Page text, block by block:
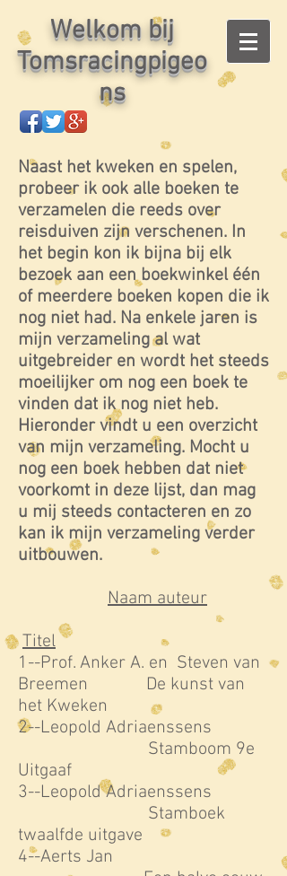
Welkom bij
Tomsracingpigeo
ns
Naast het kweken en spelen,
probeer ik ook alle boeken te
verzamelen die reeds over
reisduiven zijn verschenen. In
het begin kon ik bijna bij elk
bezoek aan een boekwinkel één
of meerdere boeken kopen die ik
nog niet had. Na enkele jaren is
mijn verzameling al wat
uitgebreider en wordt het steeds
moeilijker om nog een boek te
vinden dat ik nog niet heb.
Hieronder vindt u een overzicht
van mijn verzameling. Mocht u
nog een boek hebben dat niet
voorkomt in deze lijst, dan mag
u mij steeds contacteren en zo
kan ik mijn verzameling verder
uitbouwen.
Naam auteur
Titel
1--Prof. Anker A. en Steven van
Breemen De kunst van
het Kweken
2--Leopold Adriaenssens
Stamboom 9e
Uitgaaf
3--Leopold Adriaenssens
Stamboek
twaalfde uitgave
4--Aerts Jan